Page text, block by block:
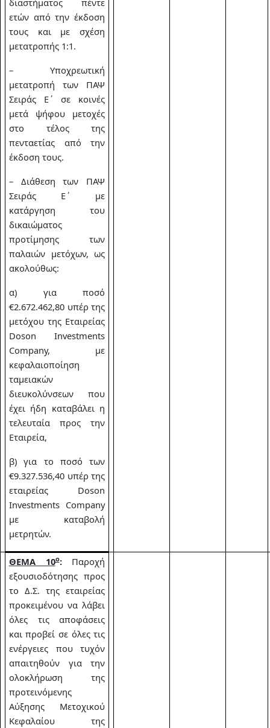
ετών από την έκδοση
τους και με σχέση
μετατροπής 1:1.
– Υποχρεωτική
μετατροπή των ΠΑΨ
Σειράς Ε΄ σε κοινές
μετά ψήφου μετοχές
στο τέλος της
πενταετίας από την
έκδοση τους.
– Διάθεση των ΠΑΨ
Σειράς Ε΄ με
κατάργηση του
δικαιώματος
προτίμησης των
παλαιών μετόχων, ως
ακολούθως:
α) για ποσό
€2.672.462,80 υπέρ της
μετόχου της Εταιρείας
Doson Investments
Company, με
κεφαλαιοποίηση
ταμειακών
διευκολύνσεων που
έχει ήδη καταβάλει η
τελευταία προς την
Εταιρεία,
β) για το ποσό των
€9.327.536,40 υπέρ της
εταιρείας Doson
Investments Company
με καταβολή
μετρητών.
ΘΕΜΑ 10ο: Παροχή
εξουσιοδότησης προς
το Δ.Σ. της εταιρείας
προκειμένου να λάβει
όλες τις αποφάσεις
και προβεί σε όλες τις
ενέργειες που τυχόν
απαιτηθούν για την
ολοκλήρωση της
προτεινόμενης
Αύξησης Μετοχικού
Κεφαλαίου της